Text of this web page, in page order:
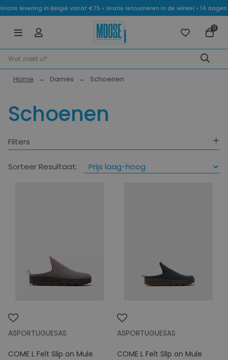
Gratis levering in België vanaf €75 • Gratis retourneren in de winkel • 14
0
Home Dames Schoenen
Schoenen
Filters
Geslacht
Prijs
Sorteer Resultaat:
ASPORTUGUESAS
COME L Felt Slip on Mule
ASPORTUGUESAS
COME L Felt Slip on Mule